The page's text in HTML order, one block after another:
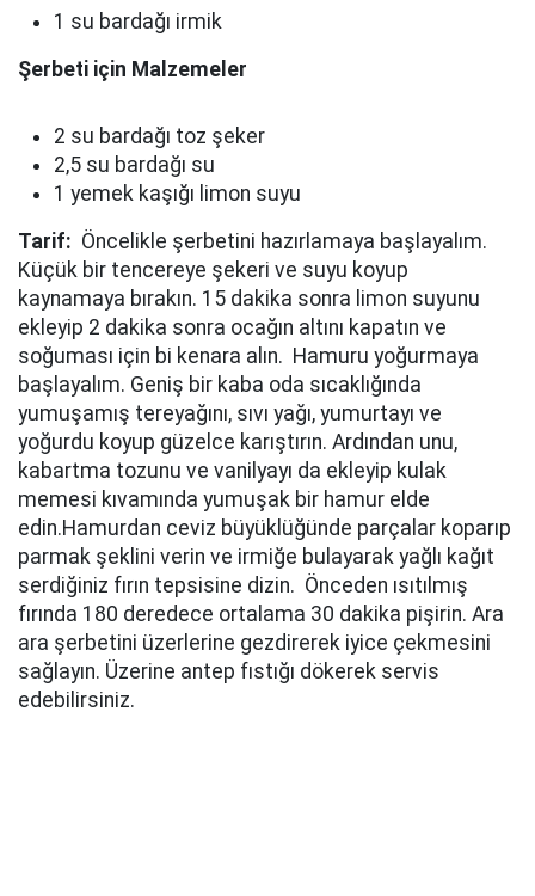
1 su bardağı irmik
Şerbeti için Malzemeler
2 su bardağı toz şeker
2,5 su bardağı su
1 yemek kaşığı limon suyu
Tarif: Öncelikle şerbetini hazırlamaya başlayalım.
Küçük bir tencereye şekeri ve suyu koyup
kaynamaya bırakın. 15 dakika sonra limon suyunu
ekleyip 2 dakika sonra ocağın altını kapatın ve
soğuması için bi kenara alın. Hamuru yoğurmaya
başlayalım. Geniş bir kaba oda sıcaklığında
yumuşamış tereyağını, sıvı yağı, yumurtayı ve
yoğurdu koyup güzelce karıştırın. Ardından unu,
kabartma tozunu ve vanilyayı da ekleyip kulak
memesi kıvamında yumuşak bir hamur elde
edin.Hamurdan ceviz büyüklüğünde parçalar koparıp
parmak şeklini verin ve irmiğe bulayarak yağlı kağıt
serdiğiniz fırın tepsisine dizin. Önceden ısıtılmış
fırında 180 deredece ortalama 30 dakika pişirin. Ara
ara şerbetini üzerlerine gezdirerek iyice çekmesini
sağlayın. Üzerine antep fıstığı dökerek servis
edebilirsiniz.